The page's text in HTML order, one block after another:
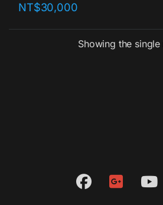
NT$30,000
Showing the single